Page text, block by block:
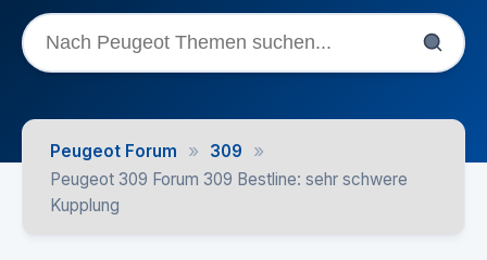
Peugeot Forum » 309 »
Peugeot 309 Forum 309 Bestline: sehr schwere
Kupplung